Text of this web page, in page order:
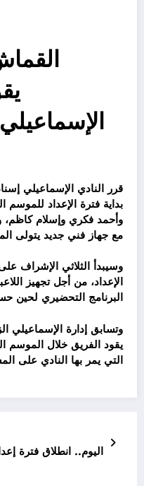
قرر النادي الإسماعيلي
بداية فترة الإعداد للموسم
وأحمد فكري وإسلام
مع جهاز فني جديد يتولى
وسيبدأ الثلاثي الإشراف
الإعداد، من أجل تجهيز
البرنامج التحضيري لحين
وتسابق إدارة الإسماعيلي
يقود الفريق خلال الموسم
التي يمر بها النادي على
اليوم.. انطلاق فترة